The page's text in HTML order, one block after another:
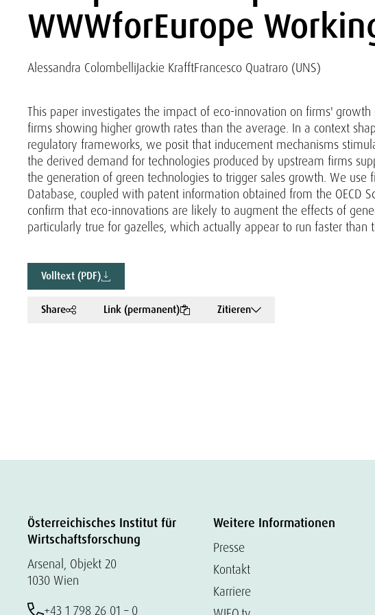
WWWforEurope
Alessandra ColombelliJackie KrafftFrancesco Quatraro (UNS)
This paper investigates the impact of eco-innovation on firms' growth
firms showing higher growth rates than the average. In a context
regulatory frameworks, we posit that inducement mechanisms
the derived demand for technologies produced by upstream firms
the generation of green technologies to trigger sales growth. We
Database, coupled with patent information obtained from the OECD
confirm that eco-innovations are likely to augment the effects of
particularly true for gazelles, which actually appear to run faster than
Volltext (PDF)
Share Link (permanent) Zitieren
Österreichisches Institut für
Wirtschaftsforschung
Arsenal, Objekt 20
1030 Wien
+43 1 798 26 01 – 0
Weitere Informationen
Presse
Kontakt
Karriere